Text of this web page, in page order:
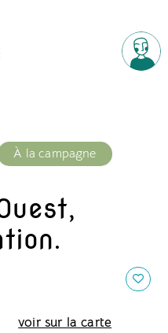
À la campagne
voir sur la carte